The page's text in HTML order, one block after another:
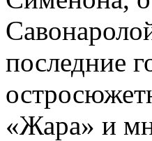
последние
«Жара» и